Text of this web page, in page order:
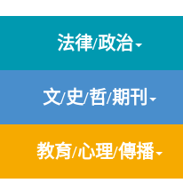
法律/政治
文/史/哲/期刊
教育/心理/傳播